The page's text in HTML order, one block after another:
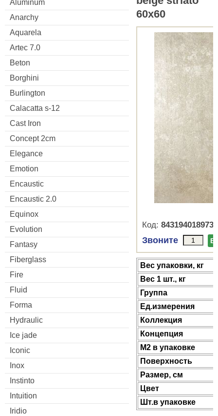
Aluminum
Anarchy
Aquarela
Artec 7.0
Beton
Borghini
Burlington
Calacatta s-12
Cast Iron
Concept 2cm
Elegance
Emotion
Encaustic
Encaustic 2.0
Equinox
Evolution
Fantasy
Fiberglass
Fire
Fluid
Forma
Hydraulic
Ice jade
Iconic
Inox
Instinto
Intuition
Iridio
60x60
Код: 8431940189739
Звоните В
Веc упаковки, кг
Вес 1 шт., кг
Группа
Ед.измерения
Коллекция
Концепция
М2 в упаковке
Поверхность
Размер, см
Цвет
Шт.в упаковке